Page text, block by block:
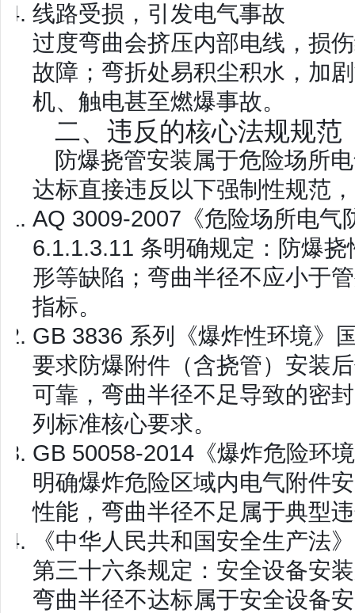
线路受损，引发电气事故
过度弯曲会挤压内部电线，损
故障；弯折处易积尘积水，加
机、触电甚至燃爆事故。
二、违反的核心法规规范
防爆挠管安装属于危险场所
达标直接违反以下强制性规范
AQ 3009-2007《危险场所电气
6.1.1.3.11 条明确规定：防爆
形等缺陷； 弯曲半径不应小于
指标。
GB 3836 系列《爆炸性环境》
要求防爆附件（含挠管）安装
可靠 ，弯曲半径不足导致的密
列标准核心要求。
GB 50058-2014《爆炸危险环
明确爆炸危险区域内电气附件
性能，弯曲半径不足属于典型
《中华人民共和国安全生产法》
第三十六条规定：安全设备安
弯曲半径不达标属于安全设备